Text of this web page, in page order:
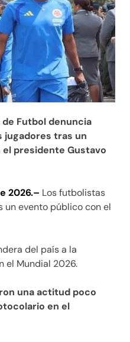
Futbol denuncia
jugadores tras un
presidente Gustavo
2026.– Los futbolistas
evento público con el
del país a la
el Mundial 2026.
una actitud poco
en el